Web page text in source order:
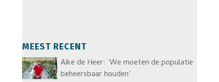
MEEST RECENT
Aike de Heer: ‘We moeten de populatie
beheersbaar houden’